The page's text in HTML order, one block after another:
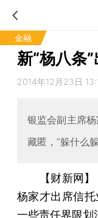
金融
新“杨八条
2014年12月23日
银监会副主席
藏匿，“躲什么
【财新网
杨家才出席信
一些责任界限划